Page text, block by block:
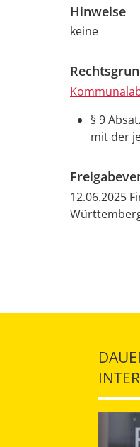
Hinweise
keine
§ 9
mit der
12.06.2025